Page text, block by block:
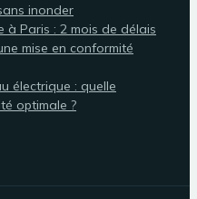
inonder
Paris : 2 mois de délais
mise en conformité
électrique : quelle
optimale ?